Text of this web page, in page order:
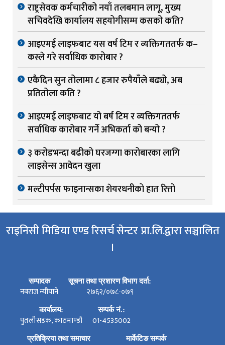
राष्ट्रसेवक कर्मचारीको नयाँ तलबमान लागू, मुख्य
सचिवदेखि कार्यालय सहयोगीसम्म कसको कति?
आइएमई लाइफबाट यस वर्ष टिम र व्यक्तिगततर्फ क–
कस्ले गरे सर्वाधिक कारोबार ?
एकैदिन सुन तोलामा ८ हजार रुपैयाँले बढ्यो, अब
प्रतितोला कति ?
आइएमई लाइफबाट यो बर्ष टिम र व्यक्तिगततर्फ
सर्वाधिक कारोबार गर्ने अभिकर्ता को बन्यो ?
३ करोडभन्दा बढीको घरजग्गा कारोबारका लागि
लाइसेन्स आवेदन खुला
मल्टीपर्पस फाइनान्सका शेयरधनीको हात रित्तो
राइनिसी मिडिया एण्ड रिसर्च सेन्टर प्रा.लि.द्वारा सञ्चालित
।
सम्पादक
नबराज न्यौपाने
सूचना तथा प्रशारण विभाग दर्ता:
२७६२/०७८-०७९
कार्यालय:
पुतलीसडक, काठमाण्डौ
सम्पर्क नं.:
01-4535002
प्रतिक्रिया तथा समाचार मार्केटिङ सम्पर्क